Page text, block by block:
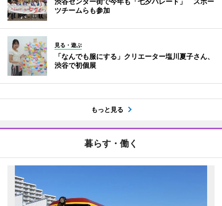
ツチームらも参加
見る・遊ぶ
「なんでも服にする」クリエーター塩川夏子さん、
渋谷で初個展
もっと見る
暮らす・働く